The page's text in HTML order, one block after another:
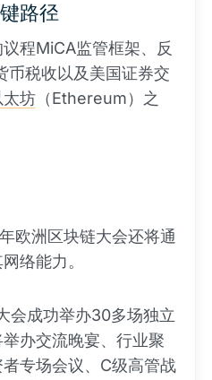
路径
程MiCA监管框架、反
币税收以及美国证券交
太坊 （Ethereum）之
欧洲区块链大会还将通
络能力。
会成功举办30多场独立
办交流晚宴、行业聚
专场会议、C级高管战